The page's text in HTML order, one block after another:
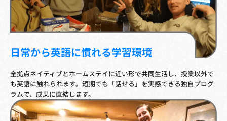
日常から英語に慣れる学習環境
全拠点ネイティブとホームステイに近い形で共同生活し、授業以外で
も英語に触れられます。短期でも「話せる」を実感できる独自プログ
ラムで、成果に直結します。